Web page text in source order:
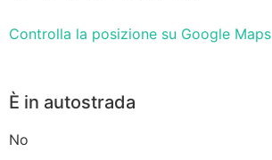
Controlla la posizione su Google Maps
È in autostrada
No